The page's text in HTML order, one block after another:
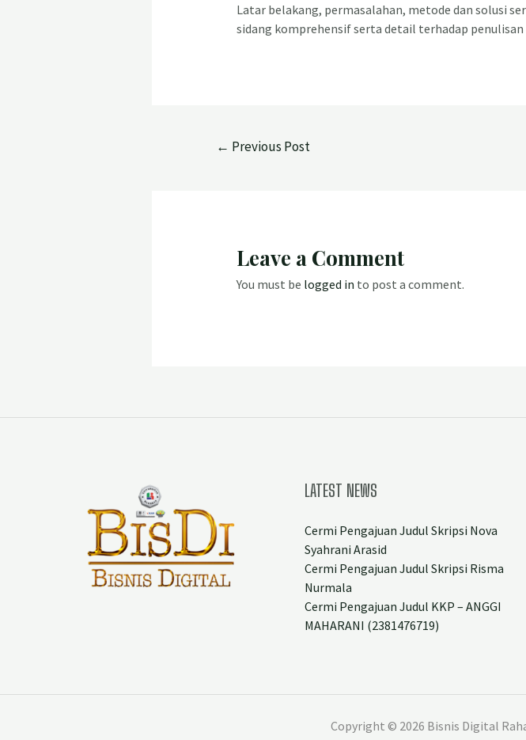
Latar belakang, permasalahan, metode dan solusi
sidang komprehensif serta detail terhadap
← Previous Post
Leave a Comment
You must be logged in to post a comment.
LATEST NEWS
Cermi Pengajuan Judul Skripsi Nova
Syahrani Arasid
Cermi Pengajuan Judul Skripsi Risma
Nurmala
Cermi Pengajuan Judul KKP – ANGGI
MAHARANI (2381476719)
Copyright © 2026 Bisnis Digital